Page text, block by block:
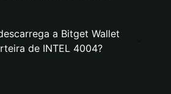
a Bitget Wallet
de INTEL 4004?